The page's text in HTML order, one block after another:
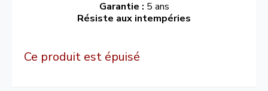
Garantie : 5 ans
Résiste aux intempéries
Ce produit est épuisé